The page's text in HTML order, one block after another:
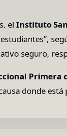
elInstituto
seguro,
Primera
donde está